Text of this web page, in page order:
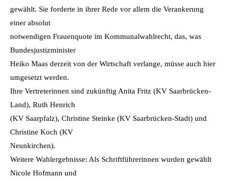
gewählt. Sie forderte in ihrer Rede vor allem die Verankerung
einer absolut
notwendigen Frauenquote im Kommunalwahlrecht, das, was
Bundesjustizminister
Heiko Maas derzeit von der Wirtschaft verlange, müsse auch hier
umgesetzt werden.
Ihre Vertreterinnen sind zukünftig Anita Fritz (KV Saarbrücken-
Land), Ruth Henrich
(KV Saarpfalz), Christine Steinke (KV Saarbrücken-Stadt) und
Christine Koch (KV
Neunkirchen).
Weitere Wahlergebnisse: Als Schriftführerinnen wurden gewählt
Nicole Hofmann und